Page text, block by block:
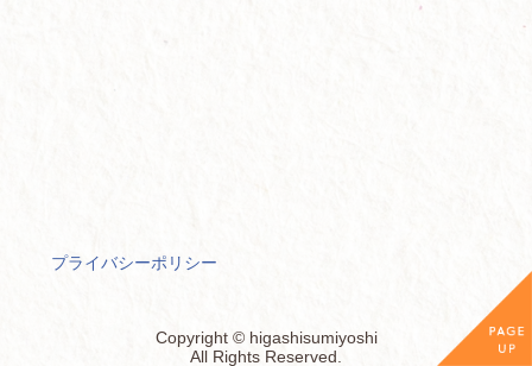
プライバシーポリシー
Copyright © higashisumiyoshi
All Rights Reserved.